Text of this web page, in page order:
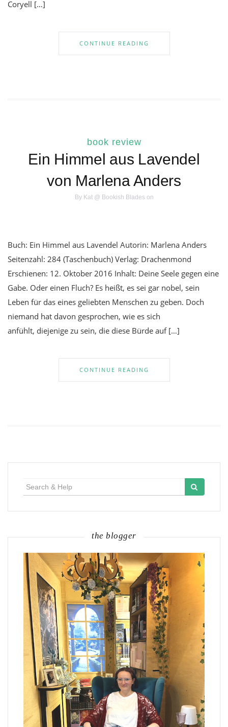
Coryell […]
CONTINUE READING
book review
Ein Himmel aus Lavendel
von Marlena Anders
By Kat @ Bookish Bladeson
Buch: Ein Himmel aus Lavendel Autorin: Marlena Anders
Seitenzahl: 284 (Taschenbuch) Verlag: Drachenmond
Erschienen: 12. Oktober 2016 Inhalt: Deine Seele gegen eine
Gabe. Oder einen Fluch? Es heißt, es sei gar nobel, sein
Leben für das eines geliebten Menschen zu geben. Doch
niemand hat davon gesprochen, wie es sich
anfühlt, diejenige zu sein, die diese Bürde auf […]
CONTINUE READING
the blogger